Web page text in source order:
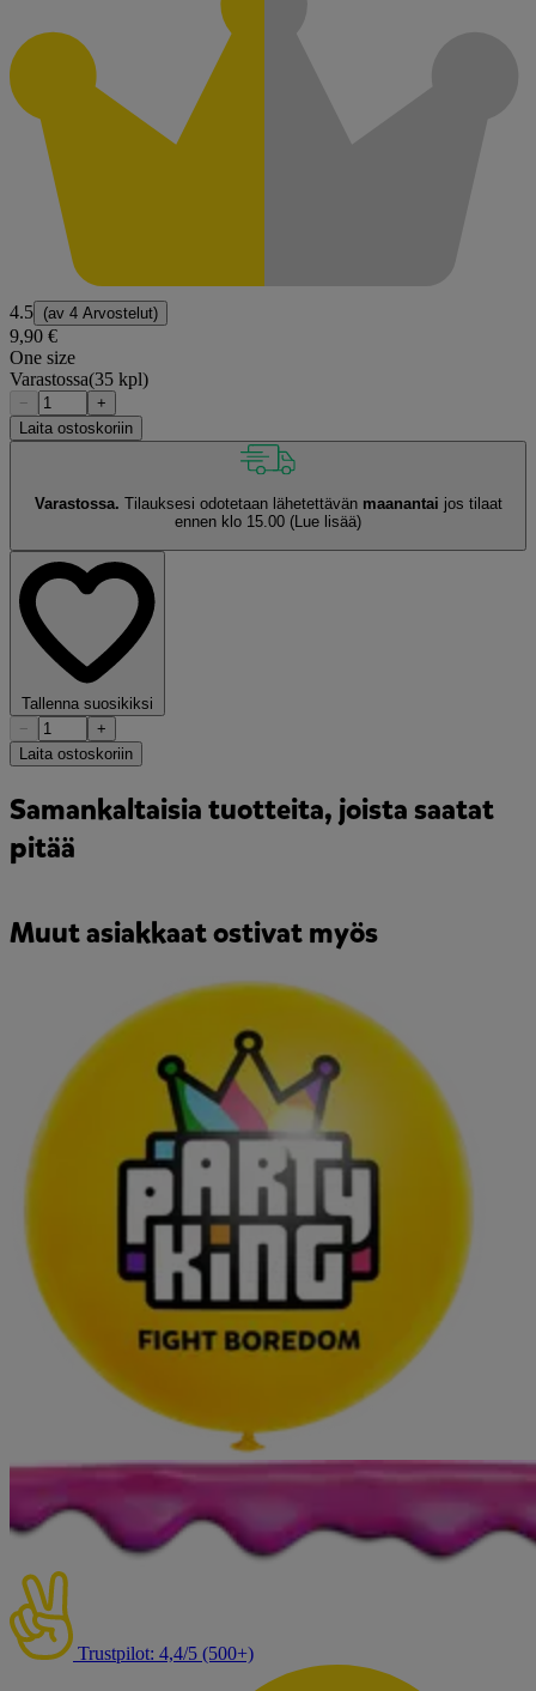
4.5 (av 4 Arvostelut)
9,90 €
One size
Varastossa(35 kpl)
−
+
Laita ostoskoriin
Varastossa. Tilauksesi odotetaan lähetettävän maanantai jos tilaat
ennen klo 15.00 (Lue lisää)
Tallenna suosikiksi
−
+
Laita ostoskoriin
Samankaltaisia tuotteita, joista saatat
pitää
Muut asiakkaat ostivat myös
Trustpilot: 4,4/5 (500+)